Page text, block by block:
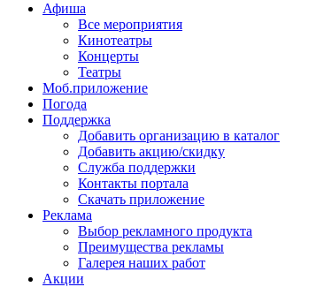
Афиша
Все мероприятия
Кинотеатры
Концерты
Театры
Моб.приложение
Погода
Поддержка
Добавить организацию в каталог
Добавить акцию/скидку
Служба поддержки
Контакты портала
Скачать приложение
Реклама
Выбор рекламного продукта
Преимущества рекламы
Галерея наших работ
Акции